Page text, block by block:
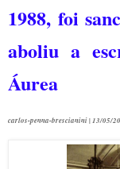
1988, foi
aboliu a
Áurea
carlos-penna-brescianini |13/05/